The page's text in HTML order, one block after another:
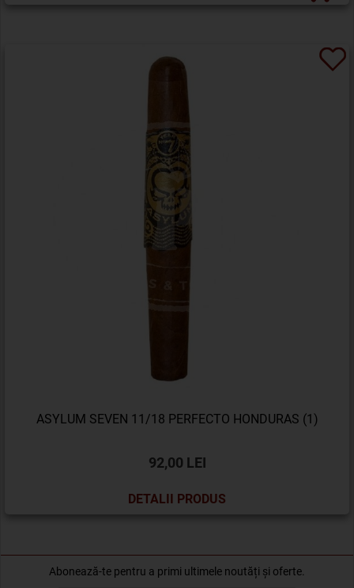
ASYLUM SEVEN 11/18 PERFECTO HONDURAS (1)
92,00 LEI
DETALII PRODUS
Abonează-te pentru a primi ultimele noutăți și oferte.